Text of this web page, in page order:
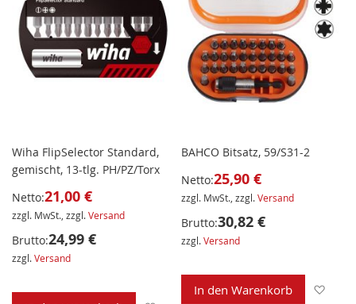
Wiha FlipSelector Standard,
gemischt, 13-tlg. PH/PZ/Torx
Netto:21,00 €
zzgl. MwSt., zzgl.Versand
Brutto:24,99 €
zzgl.Versand
BAHCO Bitsatz, 59/S31-2
Netto:25,90 €
zzgl. MwSt., zzgl.Versand
Brutto:30,82 €
zzgl.Versand
In den Warenkorb